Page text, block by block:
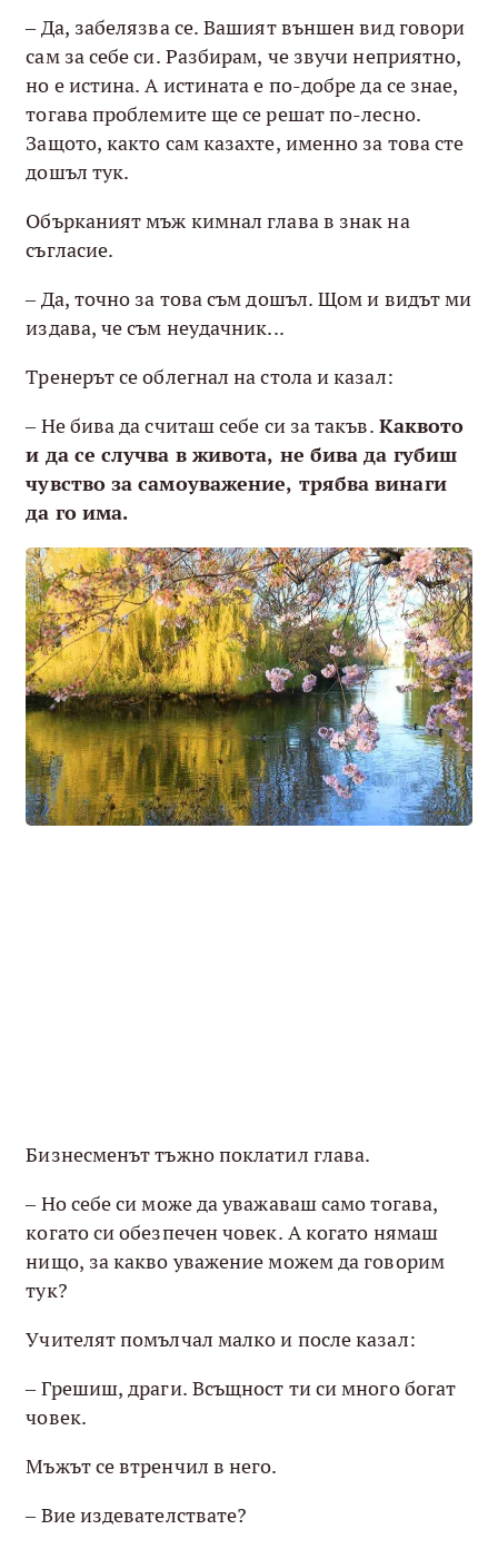
– Да, забелязва се. Вашият външен вид говори
сам за себе си. Разбирам, че звучи неприятно,
но е истина. А истината е по-добре да се знае,
тогава проблемите ще се решат по-лесно.
Защото, както сам казахте, именно за това сте
дошъл тук.
Обърканият мъж кимнал глава в знак на
съгласие.
– Да, точно за това съм дошъл. Щом и видът ми
издава, че съм неудачник...
Тренерът се облегнал на стола и казал:
– Не бива да считаш себе си за такъв. Каквото
и да се случва в живота, не бива да губиш
чувство за самоуважение, трябва винаги
да го има.
Бизнесменът тъжно поклатил глава.
– Но себе си може да уважаваш само тогава,
когато си обезпечен човек. А когато нямаш
нищо, за какво уважение можем да говорим
тук?
Учителят помълчал малко и после казал:
– Грешиш, драги. Всъщност ти си много богат
човек.
Мъжът се втренчил в него.
– Вие издевателствате?